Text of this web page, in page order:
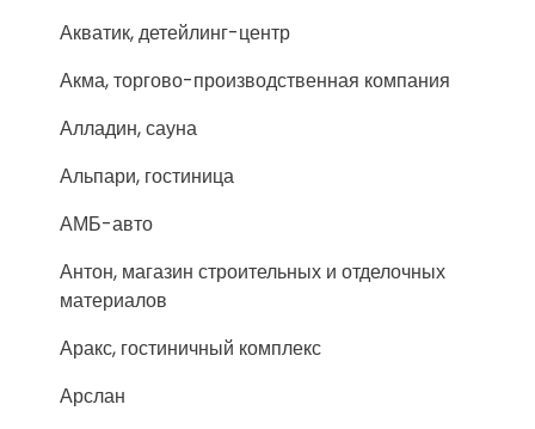
Акватик, детейлинг-центр
Акма, торгово-производственная компания
Алладин, сауна
Альпари, гостиница
АМБ-авто
Антон, магазин строительных и отделочных
материалов
Аракс, гостиничный комплекс
Арслан